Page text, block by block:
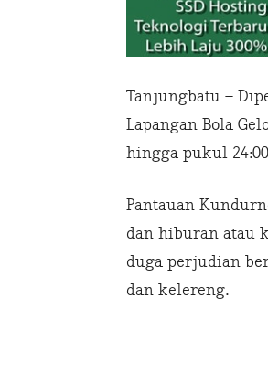
Tanjungbatu –
Lapangan Bola
hingga pukul
Pantauan
dan hiburan atau
duga perjudian
dan kelereng.